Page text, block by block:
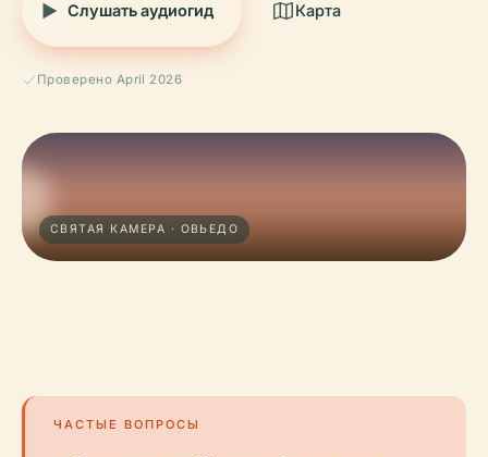
Слушать аудиогид Карта
Проверено April 2026
СВЯТАЯ КАМЕРА · ОВЬЕДО
ЧАСТЫЕ ВОПРОСЫ